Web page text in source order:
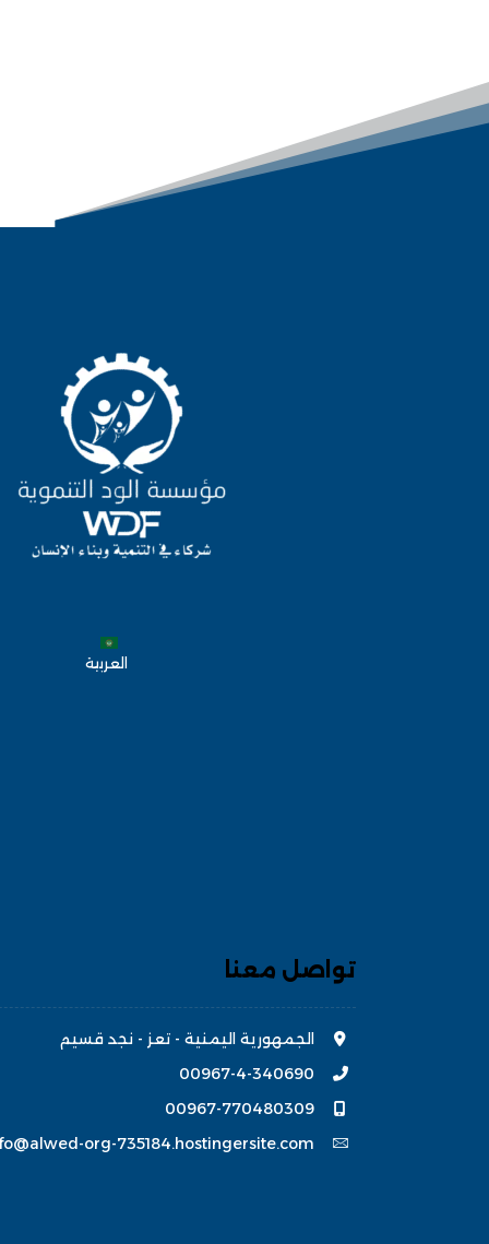
العربية
تواصل معنا
الجمهورية اليمنية - تعز - نجد قسيم
00967-4-340690
00967-770480309
org-735184.hostingersite.com